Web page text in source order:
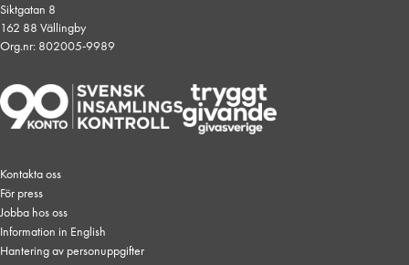
Siktgatan 8
162 88 Vällingby
Org.nr: 802005-9989
Kontakta oss
För press
Jobba hos oss
Information in English
Hantering av personuppgifter